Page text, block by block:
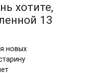
хотите,
13
новых